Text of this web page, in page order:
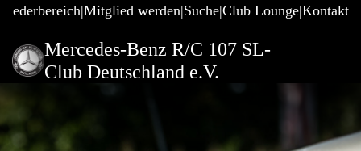
Mitglied werden Suche Club Lounge Kontakt
Mercedes-Benz R/C 107 SL-
Club Deutschland e.V.